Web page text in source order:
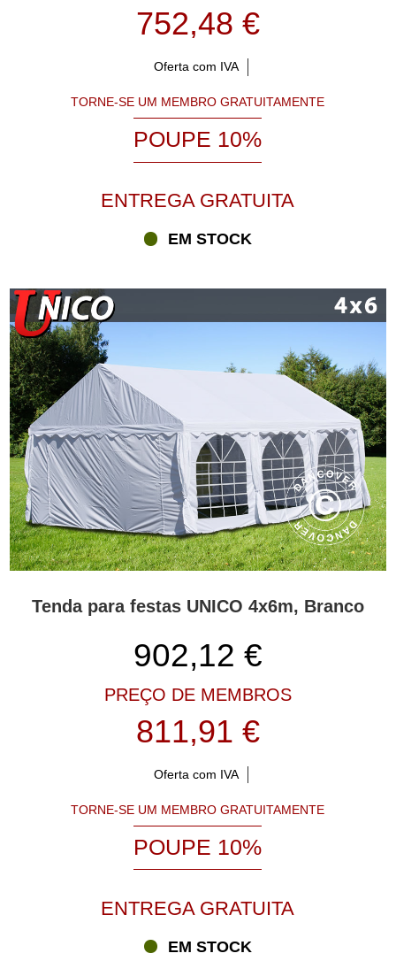
752,48 €
Oferta com IVA
TORNE-SE UM MEMBRO GRATUITAMENTE
POUPE 10%
ENTREGA GRATUITA
EM STOCK
Tenda para festas UNICO 4x6m, Branco
902,12 €
PREÇO DE MEMBROS
811,91 €
Oferta com IVA
TORNE-SE UM MEMBRO GRATUITAMENTE
POUPE 10%
ENTREGA GRATUITA
EM STOCK